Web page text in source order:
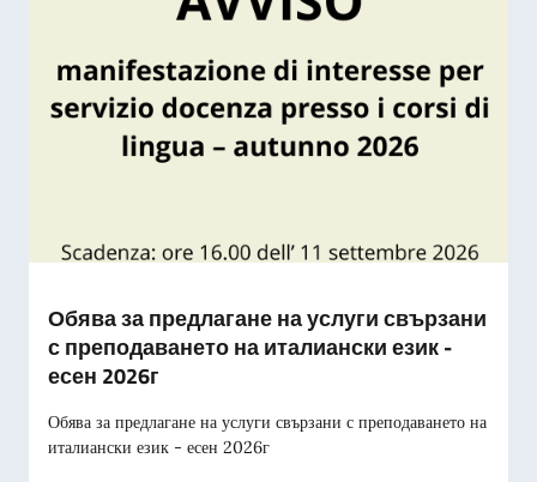
Обява за предлагане на услуги свързани
с преподаването на италиански език -
есен 2026г
Обява за предлагане на услуги свързани с преподаването на
италиански език - есен 2026г